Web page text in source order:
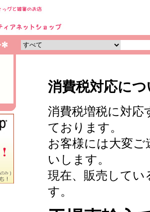
消費税対応に
消費税増税に対応
ております。
お客様には大変
いします。
現在、販売して
す。